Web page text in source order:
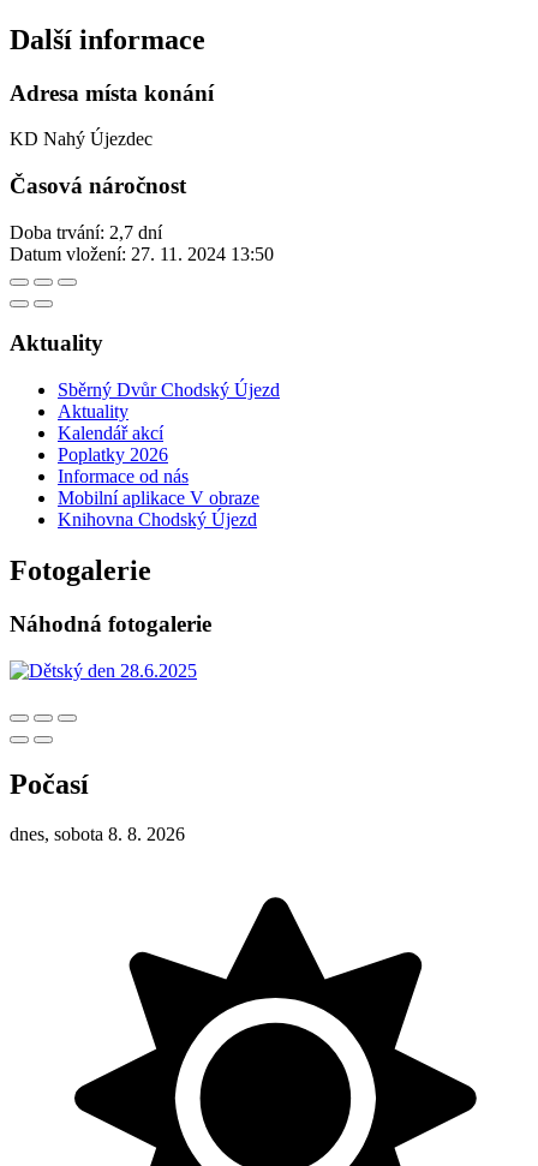
Další informace
Adresa místa konání
KD Nahý Újezdec
Časová náročnost
Doba trvání: 2,7 dní
Datum vložení: 27. 11. 2024 13:50
Aktuality
Sběrný Dvůr Chodský Újezd
Aktuality
Kalendář akcí
Poplatky 2026
Informace od nás
Mobilní aplikace V obraze
Knihovna Chodský Újezd
Fotogalerie
Náhodná fotogalerie
Počasí
dnes, sobota 8. 8. 2026